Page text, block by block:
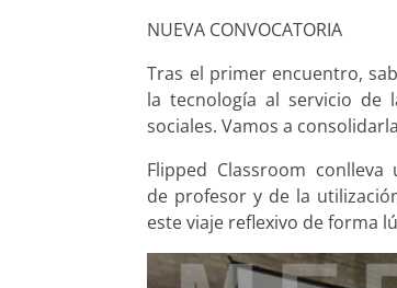
NUEVA CONVOCATORIA
Tras el primer encuentro,
la tecnología al servicio de
sociales. Vamos a
Flipped Classroom
de profesor y de la
este viaje reflexivo de forma